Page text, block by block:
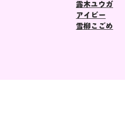
露木ユウガ
アイビー
​雪柳こごめ